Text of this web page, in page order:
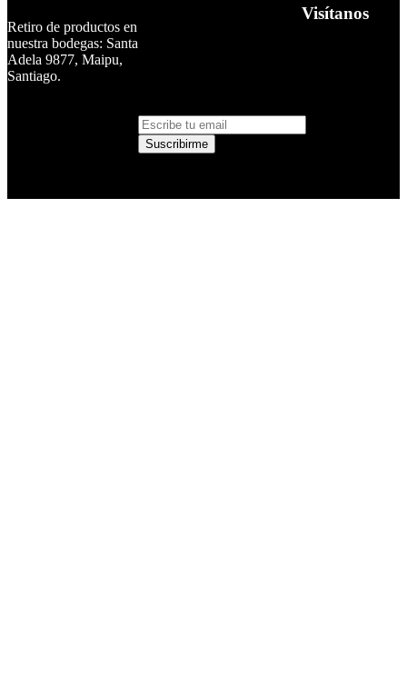
Retiro de productos en
nuestra bodegas: Santa
Adela 9877, Maipu,
Santiago.
Suscribirme
Visítanos